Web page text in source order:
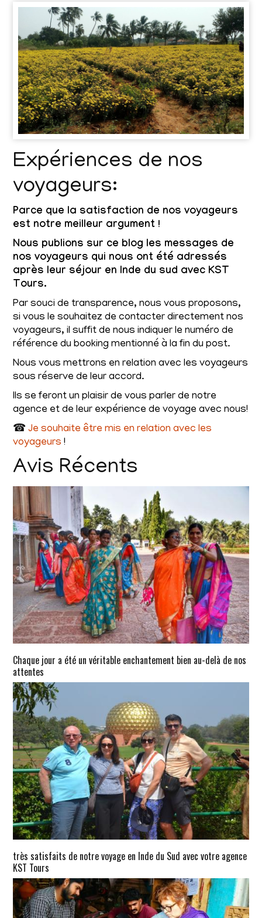
Expériences de nos
voyageurs:
Parce que la satisfaction de nos voyageurs
est notre meilleur argument !
Nous publions sur ce blog les messages de
nos voyageurs qui nous ont été adressés
après leur séjour en Inde du sud avec KST
Tours.
Par souci de transparence, nous vous proposons,
si vous le souhaitez de contacter directement nos
voyageurs, il suffit de nous indiquer le numéro de
référence du booking mentionné à la fin du post.
Nous vous mettrons en relation avec les voyageurs
sous réserve de leur accord.
Ils se feront un plaisir de vous parler de notre
agence et de leur expérience de voyage avec nous!
☎Je souhaite être mis en relation avec les
voyageurs !
Avis Récents
Chaque jour a été un véritable enchantement bien au-delà de nos
attentes
très satisfaits de notre voyage en Inde du Sud avec votre agence
KST Tours